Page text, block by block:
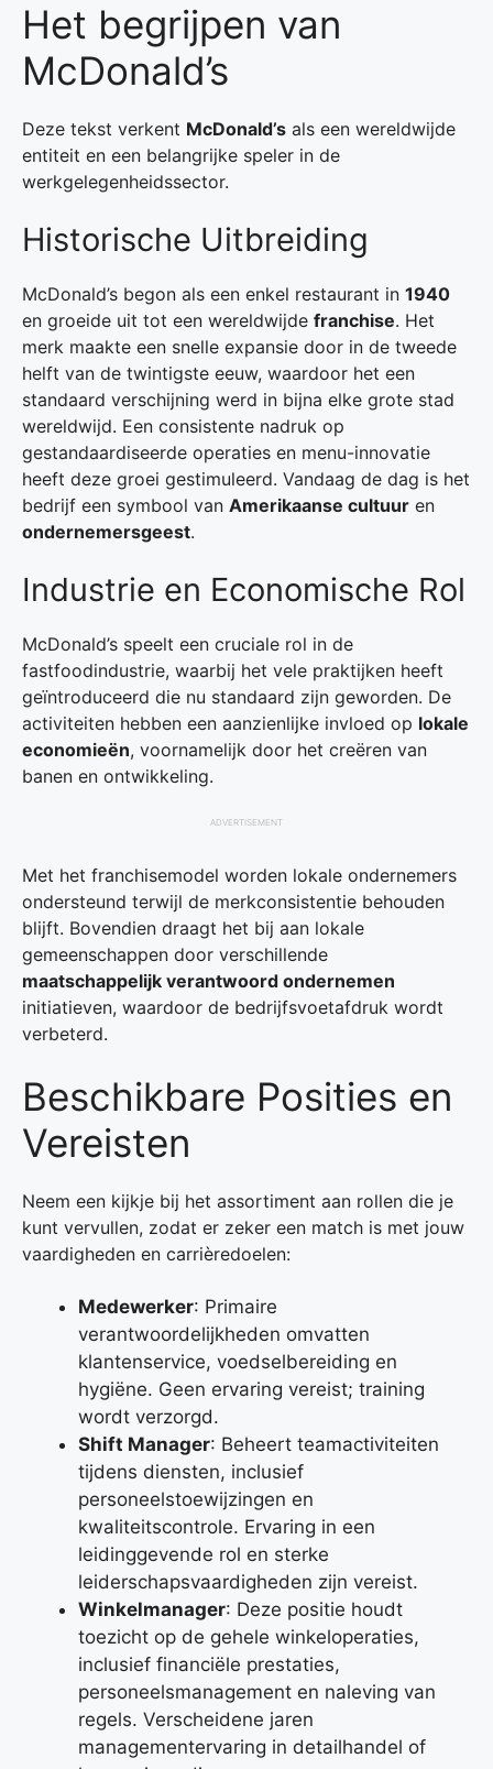
Het begrijpen van
McDonald’s
Deze tekst verkent McDonald’s als een wereldwijde
entiteit en een belangrijke speler in de
werkgelegenheidssector.
Historische Uitbreiding
McDonald’s begon als een enkel restaurant in 1940
en groeide uit tot een wereldwijde franchise. Het
merk maakte een snelle expansie door in de tweede
helft van de twintigste eeuw, waardoor het een
standaard verschijning werd in bijna elke grote stad
wereldwijd. Een consistente nadruk op
gestandaardiseerde operaties en menu-innovatie
heeft deze groei gestimuleerd. Vandaag de dag is het
bedrijf een symbool van Amerikaanse cultuur en
ondernemersgeest.
Industrie en Economische Rol
McDonald’s speelt een cruciale rol in de
fastfoodindustrie, waarbij het vele praktijken heeft
geïntroduceerd die nu standaard zijn geworden. De
activiteiten hebben een aanzienlijke invloed op lokale
economieën, voornamelijk door het creëren van
banen en ontwikkeling.
ADVERTISEMENT
Met het franchisemodel worden lokale ondernemers
ondersteund terwijl de merkconsistentie behouden
blijft. Bovendien draagt het bij aan lokale
gemeenschappen door verschillende
maatschappelijk verantwoord ondernemen
initiatieven, waardoor de bedrijfsvoetafdruk wordt
verbeterd.
Beschikbare Posities en
Vereisten
Neem een kijkje bij het assortiment aan rollen die je
kunt vervullen, zodat er zeker een match is met jouw
vaardigheden en carrièredoelen:
Medewerker: Primaire
verantwoordelijkheden omvatten
klantenservice, voedselbereiding en
hygiëne. Geen ervaring vereist; training
wordt verzorgd.
Shift Manager: Beheert teamactiviteiten
tijdens diensten, inclusief
personeelstoewijzingen en
kwaliteitscontrole. Ervaring in een
leidinggevende rol en sterke
leiderschapsvaardigheden zijn vereist.
Winkelmanager: Deze positie houdt
toezicht op de gehele winkeloperaties,
inclusief financiële prestaties,
personeelsmanagement en naleving van
regels. Verscheidene jaren
managementervaring in detailhandel of